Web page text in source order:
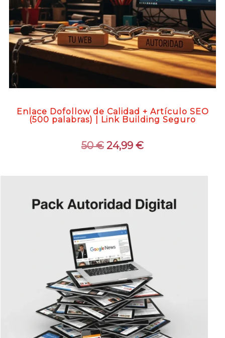
Enlace Dofollow de Calidad + Artículo SEO
(500 palabras) | Link Building Seguro
50€ El
50 €.
24,99 €El
24,99 €.